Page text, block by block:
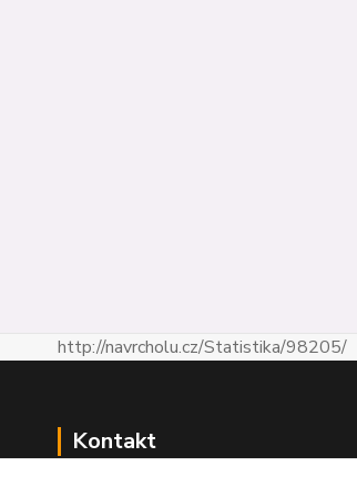
http://navrcholu.cz/Statistika/98205/
Kontakt